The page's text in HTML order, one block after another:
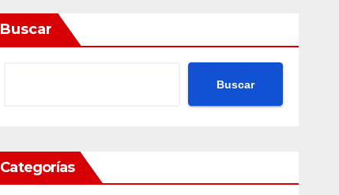
Buscar
Buscar
Categorías